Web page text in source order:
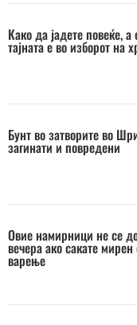
Како да јадете повеќе,
тајната е во изборот на
Бунт во затворите во
загинати и повредени
Овие намирници не се
вечера ако сакате
варење